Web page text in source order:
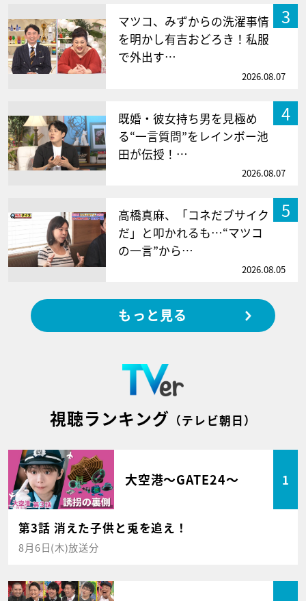
3
マツコ、みずからの洗濯事情
を明かし有吉おどろき！私服
で外出す…
2026.08.07
4
既婚・彼女持ち男を見極め
る“一言質問”をレインボー池
田が伝授！…
2026.08.07
5
高橋真麻、「コネだブサイク
だ」と叩かれるも…“マツコ
の一言”から…
2026.08.05
もっと見る
視聴ランキング （テレビ朝日）
大空港～GATE24～ 1
第3話 消えた子供と兎を追え！
8月6日(木)放送分